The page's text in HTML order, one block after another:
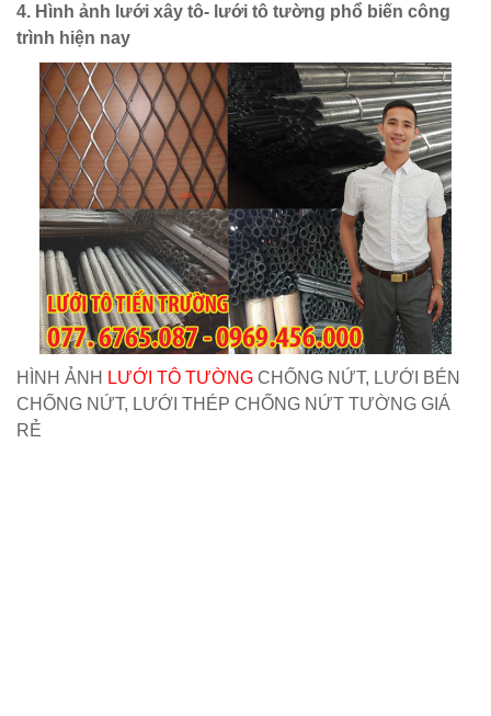
4. Hình ảnh lưới xây tô- lưới tô tường phổ biến công
trình hiện nay
HÌNH ẢNH LƯỚI TÔ TƯỜNG CHỐNG NỨT, LƯỚI BÉN
CHỐNG NỨT, LƯỚI THÉP CHỐNG NỨT TƯỜNG GIÁ
RẺ